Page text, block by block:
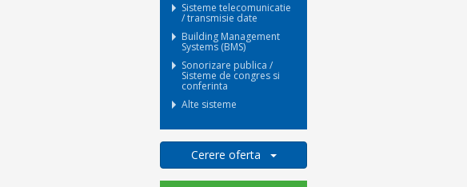
Sisteme telecomunicatie
/ transmisie date
Building Management
Systems (BMS)
Sonorizare publica /
Sisteme de congres si
conferinta
Alte sisteme
Cerere oferta